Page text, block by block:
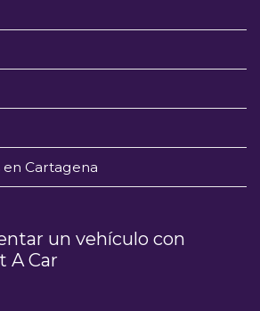
Cartagena
un vehículo con
A Car